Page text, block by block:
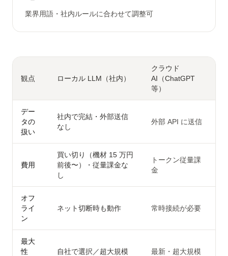
業界用語・社内ルールに合わせて調整可
観点 ローカル LLM（社内）
クラウド
AI（ChatGPT
等）
デー
タの
扱い
社内で完結・外部送信
なし
外部 API に送信
費用
買い切り（機材 15 万円
前後〜）・従量課金な
し
トークン従量課
金
オフ
ライ
ン
ネット切断時も動作 常時接続が必要
最大
性
自社で選択／超大規模
最新・超大規模